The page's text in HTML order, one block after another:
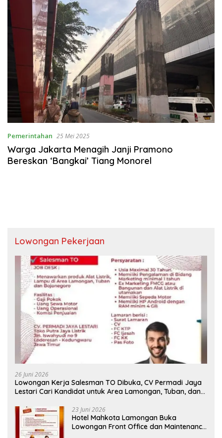
Pemerintahan 25 Mei 2025
Warga Jakarta Menagih Janji Pramono
Bereskan ‘Bangkai’ Tiang Monorel
Lowongan Pekerjaan
26 Juni 2026
Lowongan Kerja Salesman TO Dibuka, CV Permadi Jaya
Lestari Cari Kandidat untuk Area Lamongan, Tuban, dan
23 Juni 2026
Hotel Mahkota Lamongan Buka
Lowongan Front Office dan Maintenance